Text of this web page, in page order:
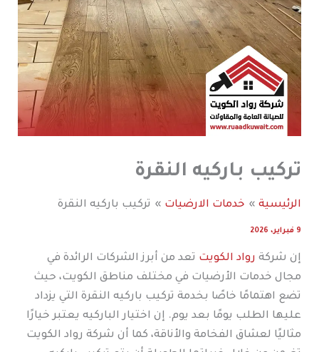
تركيب باركيه النقرة
الرئيسية خدمات الارضيات تركيب باركيه النقرة
9 فبراير، 2026
إن شركة رواد الكويت تعد من أبرز الشركات الرائدة في
مجال خدمات الأرضيات في مختلف مناطق الكويت، حيث
تضع اهتمامًا خاصًا بخدمة تركيب باركيه النقرة التي يزداد
عليها الطلب يومًا بعد يوم. إن اختيار الباركيه يعتبر خيارًا
مثاليًا لعشاق الفخامة والأناقة، كما أن شركة رواد الكويت